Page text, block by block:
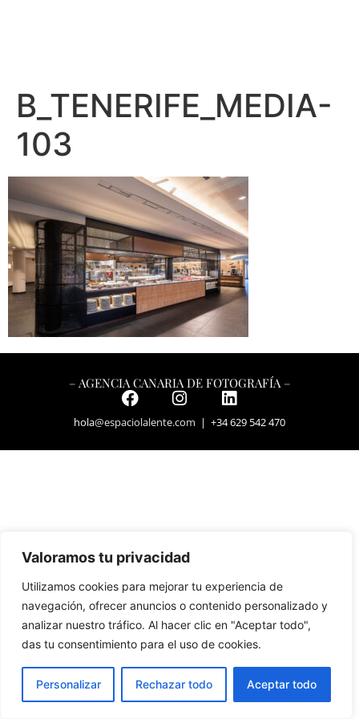
Valoramos tu privacidad
Utilizamos cookies para mejorar tu experiencia de
navegación, ofrecer anuncios o contenido personalizado y
analizar nuestro tráfico. Al hacer clic en "Aceptar todo",
das tu consentimiento para el uso de cookies.
Personalizar Rechazar todo Aceptar todo
B_TENERIFE_MEDIA-
103
– AGENCIA CANARIA DE FOTOGRAFÍA –
hola@espaciolalente.com | +34 629 542 470